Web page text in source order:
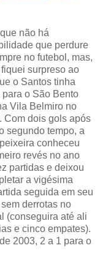
não há
que perdure
no futebol, mas,
surpreso ao
o Santos tinha
para o São Bento
Vila Belmiro no
Com dois gols após
segundo tempo, a
conheceu
revés no ano
partidas e deixou
a vigésima
seguida em seu
derrotas no
(conseguira até ali
e cinco empates).
2003, 2 a 1 para o